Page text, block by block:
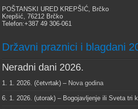
POŠTANSKI URED KREPŠIĆ, Brčko
Krepšić, 76212 Brčko
Telefon:+387 49 306-061
Državni praznici i blagdani
Neradni dani 2026.
1. 1. 2026. (četvrtak) – Nova godina
6. 1. 2026. (utorak) – Bogojavljenje ili Sveta tri